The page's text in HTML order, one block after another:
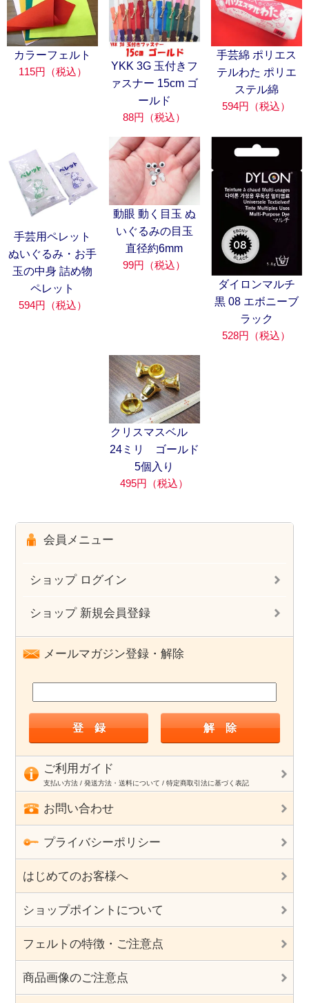
カラーフェルト
115円（税込）
YKK 3G 玉付きフ
ァスナー 15cm ゴ
ールド
88円（税込）
手芸綿 ポリエス
テルわた ポリエ
ステル綿
594円（税込）
手芸用ペレット
ぬいぐるみ・お手
玉の中身 詰め物
ペレット
594円（税込）
動眼 動く目玉 ぬ
いぐるみの目玉
直径約6mm
99円（税込）
ダイロンマルチ
黒 08 エボニーブ
ラック
528円（税込）
クリスマスベル
24ミリ ゴールド
5個入り
495円（税込）
会員メニュー
ショップ ログイン
ショップ 新規会員登録
メールマガジン登録・解除
ご利用ガイド
支払い方法 / 発送方法・送料について / 特定商取引法に基づく表記
お問い合わせ
プライバシーポリシー
はじめてのお客様へ
ショップポイントについて
フェルトの特徴・ご注意点
商品画像のご注意点